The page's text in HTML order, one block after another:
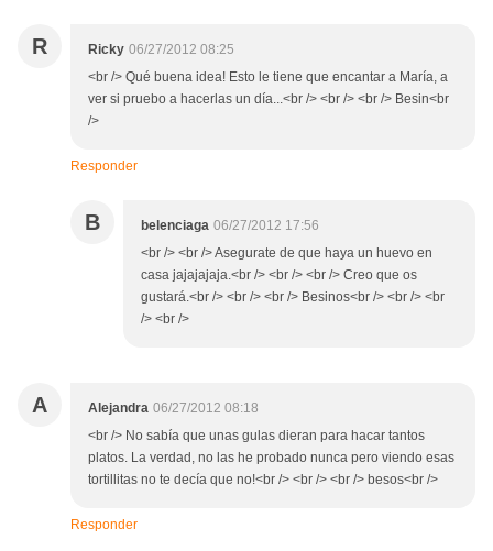
R Ricky 06/27/2012 08:25
<br /> Qué buena idea! Esto le tiene que encantar a María, a
ver si pruebo a hacerlas un día...<br /> <br /> <br /> Besin<br
/>
Responder
B belenciaga 06/27/2012 17:56
<br /> <br /> Asegurate de que haya un huevo en
casa jajajajaja.<br /> <br /> <br /> Creo que os
gustará.<br /> <br /> <br /> Besinos<br /> <br /> <br
/> <br />
A Alejandra 06/27/2012 08:18
<br /> No sabía que unas gulas dieran para hacar tantos
platos. La verdad, no las he probado nunca pero viendo esas
tortillitas no te decía que no!<br /> <br /> <br /> besos<br />
Responder